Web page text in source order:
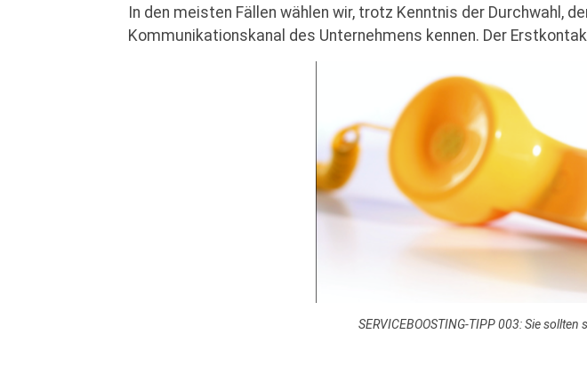
In den meisten Fällen wählen wir, trotz Kenntnis der Durchwahl,
Kommunikationskanal des Unternehmens kennen. Der
SERVICEBOOSTING-TIPP 003: Sie